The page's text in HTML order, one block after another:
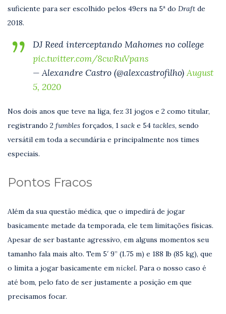
suficiente para ser escolhido pelos 49ers na 5ª do Draft de
2018.
DJ Reed interceptando Mahomes no college
pic.twitter.com/8cwRuVpans
— Alexandre Castro (@alexcastrofilho)August
5, 2020
Nos dois anos que teve na liga, fez 31 jogos e 2 como titular,
registrando 2 fumbles forçados, 1 sack e 54 tackles, sendo
versátil em toda a secundária e principalmente nos times
especiais.
Pontos Fracos
Além da sua questão médica, que o impedirá de jogar
basicamente metade da temporada, ele tem limitações físicas.
Apesar de ser bastante agressivo, em alguns momentos seu
tamanho fala mais alto. Tem 5′ 9” (1.75 m) e 188 lb (85 kg), que
o limita a jogar basicamente em nickel. Para o nosso caso é
até bom, pelo fato de ser justamente a posição em que
precisamos focar.